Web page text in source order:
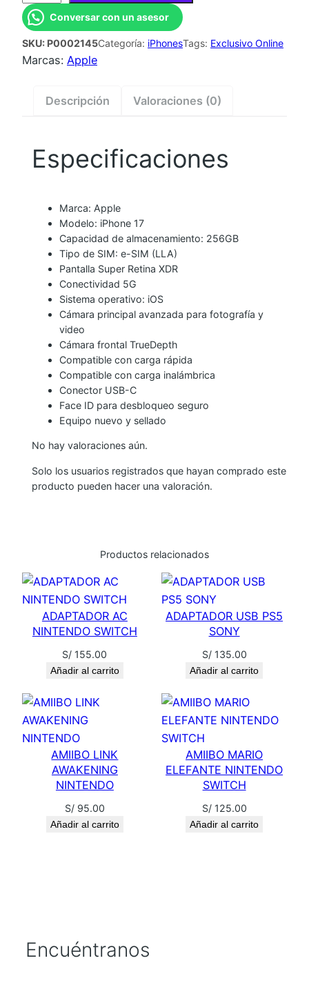
H
O
N
E
Conversar con un asesor
SKU: P0002145Categoría: iPhonesTags: Exclusivo Online
Marcas: Apple
Descripción Valoraciones (0)
Especificaciones
Marca: Apple
Modelo: iPhone 17
Capacidad de almacenamiento: 256GB
Tipo de SIM: e-SIM (LLA)
Pantalla Super Retina XDR
Conectividad 5G
Sistema operativo: iOS
Cámara principal avanzada para fotografía y
video
Cámara frontal TrueDepth
Compatible con carga rápida
Compatible con carga inalámbrica
Conector USB-C
Face ID para desbloqueo seguro
Equipo nuevo y sellado
No hay valoraciones aún.
Solo los usuarios registrados que hayan comprado este
producto pueden hacer una valoración.
Productos relacionados
ADAPTADOR AC
NINTENDO SWITCH
S/ 155.00
Añadir al carrito
ADAPTADOR USB PS5
SONY
S/135.00
Añadir al carrito
AMIIBO LINK
AWAKENING
NINTENDO
S/95.00
Añadir al carrito
AMIIBO MARIO
ELEFANTE NINTENDO
SWITCH
S/125.00
Añadir al carrito
Encuéntranos